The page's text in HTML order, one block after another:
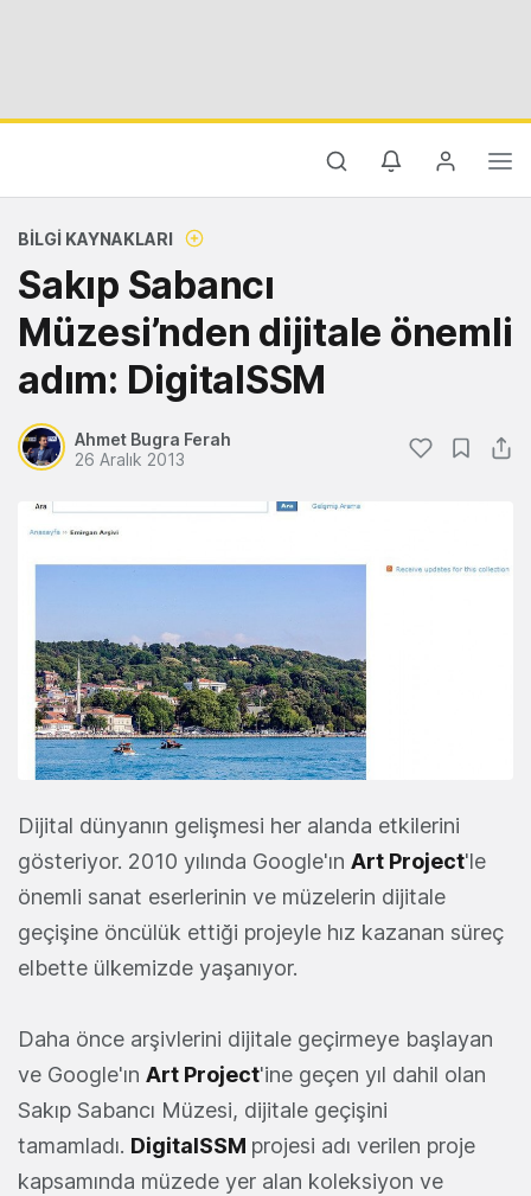
BILGI KAYNAKLARI
Sakıp Sabancı
Müzesi’nden dijitale önemli
adım: DigitalSSM
Ahmet Bugra Ferah
26 Aralık 2013
Dijital dünyanın gelişmesi her alanda etkilerini
gösteriyor. 2010 yılında Google'ın Art Project'le
önemli sanat eserlerinin ve müzelerin dijitale
geçişine öncülük ettiği projeyle hız kazanan süreç
elbette ülkemizde yaşanıyor.
Daha önce arşivlerini dijitale geçirmeye başlayan
ve Google'ın Art Project'ine geçen yıl dahil olan
Sakıp Sabancı Müzesi, dijitale geçişini
tamamladı. DigitalSSM projesi adı verilen proje
kapsamında müzede yer alan koleksiyon ve